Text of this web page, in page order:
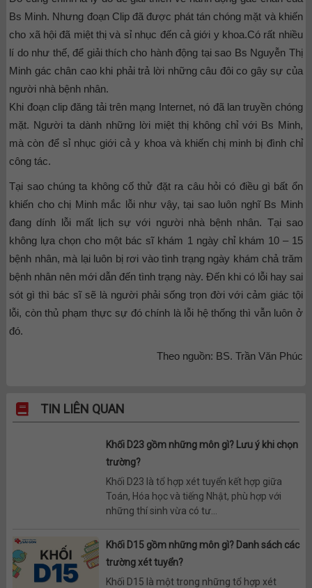
Bs Minh. Nhưng đoạn Clip đã được phát tán chóng mặt và khiến
cho xã hội đã miệt thị và sỉ nhục đến cả giới y khoa.Có rất nhiều
lí do như thế, để giải thích cho hành động tại sao Bs Nguyễn Thị
Minh gác chân cao khi phải trả lời những câu đôi co gây sự của
người nhà bệnh nhân.
Khi đoạn clip đăng tải trên mạng Internet, nó đã lan truyền chóng
mặt. Người ta dành những lời miệt thị không chỉ với Bs Minh,
mà còn để sỉ nhục giới cả y khoa và khiến chị minh bị đình chỉ
công tác.
Tại sao chúng ta không cố thử đặt ra câu hỏi có điều gì bất ổn
khiến cho chị Minh mắc lỗi như vậy, tại sao luôn nghĩ Bs Minh
đang dính lỗi mất lịch sự với người nhà bệnh nhân. Tại sao
không lựa chọn cho một bác sĩ khám 1 ngày chỉ khám 10 – 15
bệnh nhân, mà lại luôn bị rơi vào tình trạng ngày khám chả trăm
bệnh nhân nên mới dẫn đến tình trạng này. Đến khi có lỗi hay sai
sót gì thì bác sĩ sẽ là người phải sống trọn đời với cảm giác tội
lỗi, còn thủ phạm thực sự đó chính là lỗi hệ thống thì vẫn luôn ở
đó.
Theo nguồn: BS. Trần Văn Phúc
TIN LIÊN QUAN
Khối D23 gồm những môn gì? Lưu ý khi chọn
trường?
Khối D23 là tổ hợp xét tuyển kết hợp giữa
Toán, Hóa học và tiếng Nhật, phù hợp với
những thí sinh vừa có tư...
Khối D15 gồm những môn gì? Danh sách các
trường xét tuyển?
Khối D15 là một trong những tổ hợp xét